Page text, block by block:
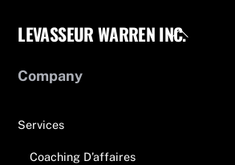
Back
LEVASSEUR WARREN INC.
Company
Services
Coaching D’affaires